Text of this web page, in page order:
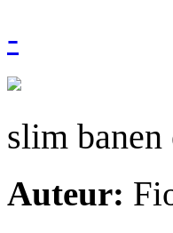
-
slim
Auteur: